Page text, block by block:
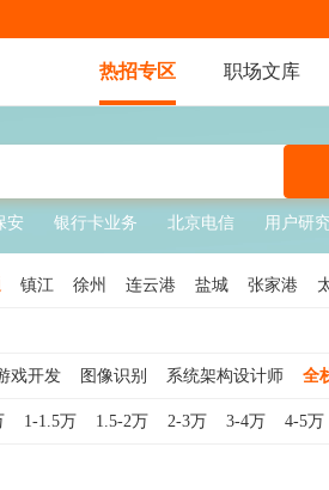
热招专区 职场文库
安 银行卡业务 北京电信 用户研
镇江 徐州 连云港 盐城 张家港
戏开发 图像识别 系统架构设计师 全
大数据开发工程师 技术经理 DSP
1-1.5万 1.5-2万 2-3万 3-4万 4-5万